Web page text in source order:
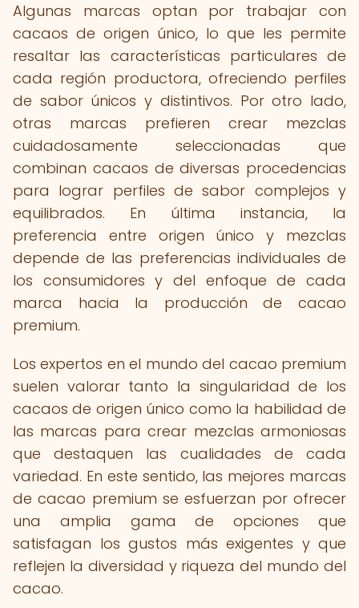
Algunas marcas optan por trabajar con
cacaos de origen único, lo que les permite
resaltar las características particulares de
cada región productora, ofreciendo perfiles
de sabor únicos y distintivos. Por otro lado,
otras marcas prefieren crear mezclas
cuidadosamente seleccionadas que
combinan cacaos de diversas procedencias
para lograr perfiles de sabor complejos y
equilibrados. En última instancia, la
preferencia entre origen único y mezclas
depende de las preferencias individuales de
los consumidores y del enfoque de cada
marca hacia la producción de cacao
premium.
Los expertos en el mundo del cacao premium
suelen valorar tanto la singularidad de los
cacaos de origen único como la habilidad de
las marcas para crear mezclas armoniosas
que destaquen las cualidades de cada
variedad. En este sentido, las mejores marcas
de cacao premium se esfuerzan por ofrecer
una amplia gama de opciones que
satisfagan los gustos más exigentes y que
reflejen la diversidad y riqueza del mundo del
cacao.